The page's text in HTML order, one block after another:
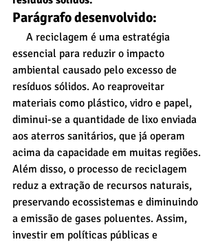
Parágrafo desenvolvido:
essencial para reduzir o impacto
ambiental causado pelo excesso de
resíduos sólidos. Ao reaproveitar
materiais como plástico, vidro e papel,
diminui-se a quantidade de lixo enviada
aos aterros sanitários, que já operam
acima da capacidade em muitas regiões.
Além disso, o processo de reciclagem
reduz a extração de recursos naturais,
preservando ecossistemas e diminuindo
a emissão de gases poluentes. Assim,
investir em políticas públicas e